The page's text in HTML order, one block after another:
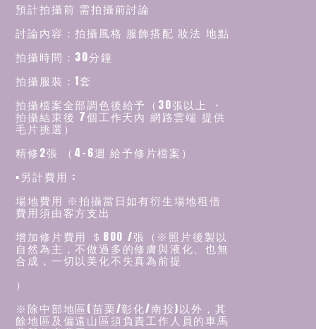
預計拍攝前 需拍攝前討論
討論內容：拍攝風格 服飾搭配 妝法 地點
拍攝時間：30分鐘
拍攝服裝：1套
拍攝檔案全部調色後給予（30張以上 ・
拍攝結束後 7個工作天內 網路雲端 提供
毛片挑選）
精修2張 （4-6週 給予修片檔案）
▪️另計費用 :
場地費用 ※拍攝當日如有衍生場地租借
費用須由客方支出
增加修片費用 ＄800 /張（※照片後製以
自然為主，不做過多的修膚與液化、也無
合成，一切以美化不失真為前提
）
※除中部地區(苗栗/彰化/南投)以外，其
餘地區及偏遠山區須負責工作人員的車馬